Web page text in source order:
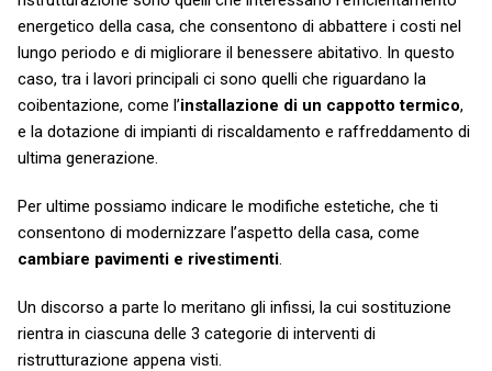
energetico della casa, che consentono di abbattere i costi nel
lungo periodo e di migliorare il benessere abitativo. In questo
caso, tra i lavori principali ci sono quelli che riguardano la
coibentazione, come l’installazione di un cappotto termico,
e la dotazione di impianti di riscaldamento e raffreddamento di
ultima generazione.
Per ultime possiamo indicare le modifiche estetiche, che ti
consentono di modernizzare l’aspetto della casa, come
cambiare pavimenti e rivestimenti.
Un discorso a parte lo meritano gli infissi, la cui sostituzione
rientra in ciascuna delle 3 categorie di interventi di
ristrutturazione appena visti.